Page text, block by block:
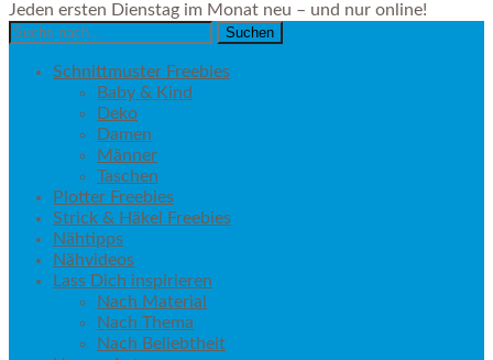
Jeden ersten Dienstag im Monat neu – und nur online!
Search
Schnittmuster Freebies
Baby & Kind
Deko
Damen
Männer
Taschen
Plotter Freebies
Strick & Häkel Freebies
Nähtipps
Nähvideos
Lass Dich inspirieren
Nach Material
Nach Thema
Nach Beliebtheit